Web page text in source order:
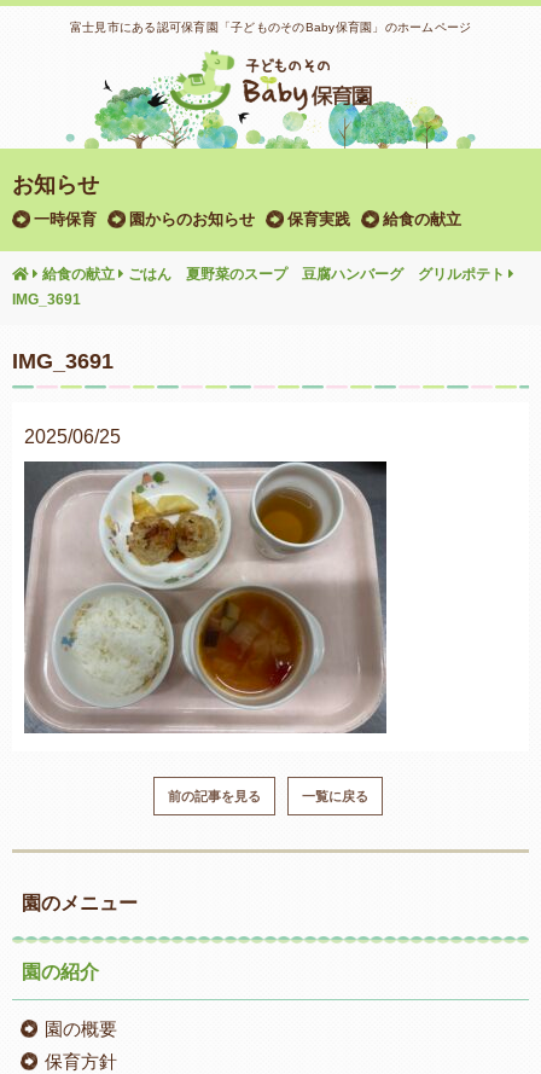
富士見市にある認可保育園「子どものそのBaby保育園」のホームページ
お知らせ
一時保育 園からのお知らせ 保育実践 給食の献立
給食の献立
ごはん 夏野菜のスープ 豆腐ハンバーグ グリルポテト
IMG_3691
IMG_3691
2025/06/25
前の記事を見る 一覧に戻る
園のメニュー
園の紹介
園の概要
保育方針